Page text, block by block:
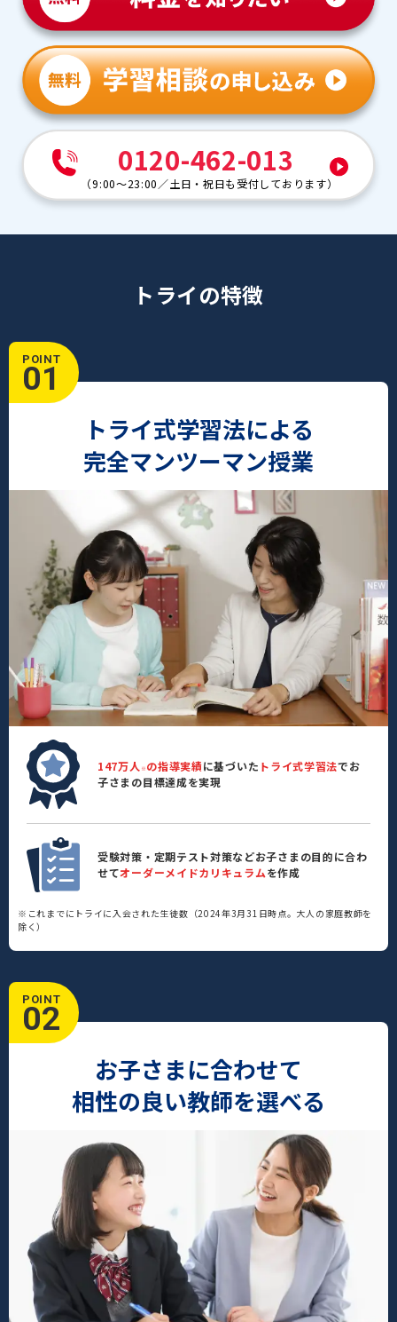
0120-462-013
（9:00～23:00 ／土日・祝日も受付しております）
トライの特徴
POINT
01
トライ式学習法による
完全マンツーマン授業
147万人 ※ の指導実績に基づいた トライ式学習法でお
子さまの目標達成を実現
受験対策・定期テスト対策などお子さまの目的に合わ
せてオーダーメイドカリキュラムを作成
※これまでにトライに入会された生徒数（2024年3月31日時点。大人の家庭教師を
除く）
POINT
02
お子さまに合わせて
相性の良い教師を選べる